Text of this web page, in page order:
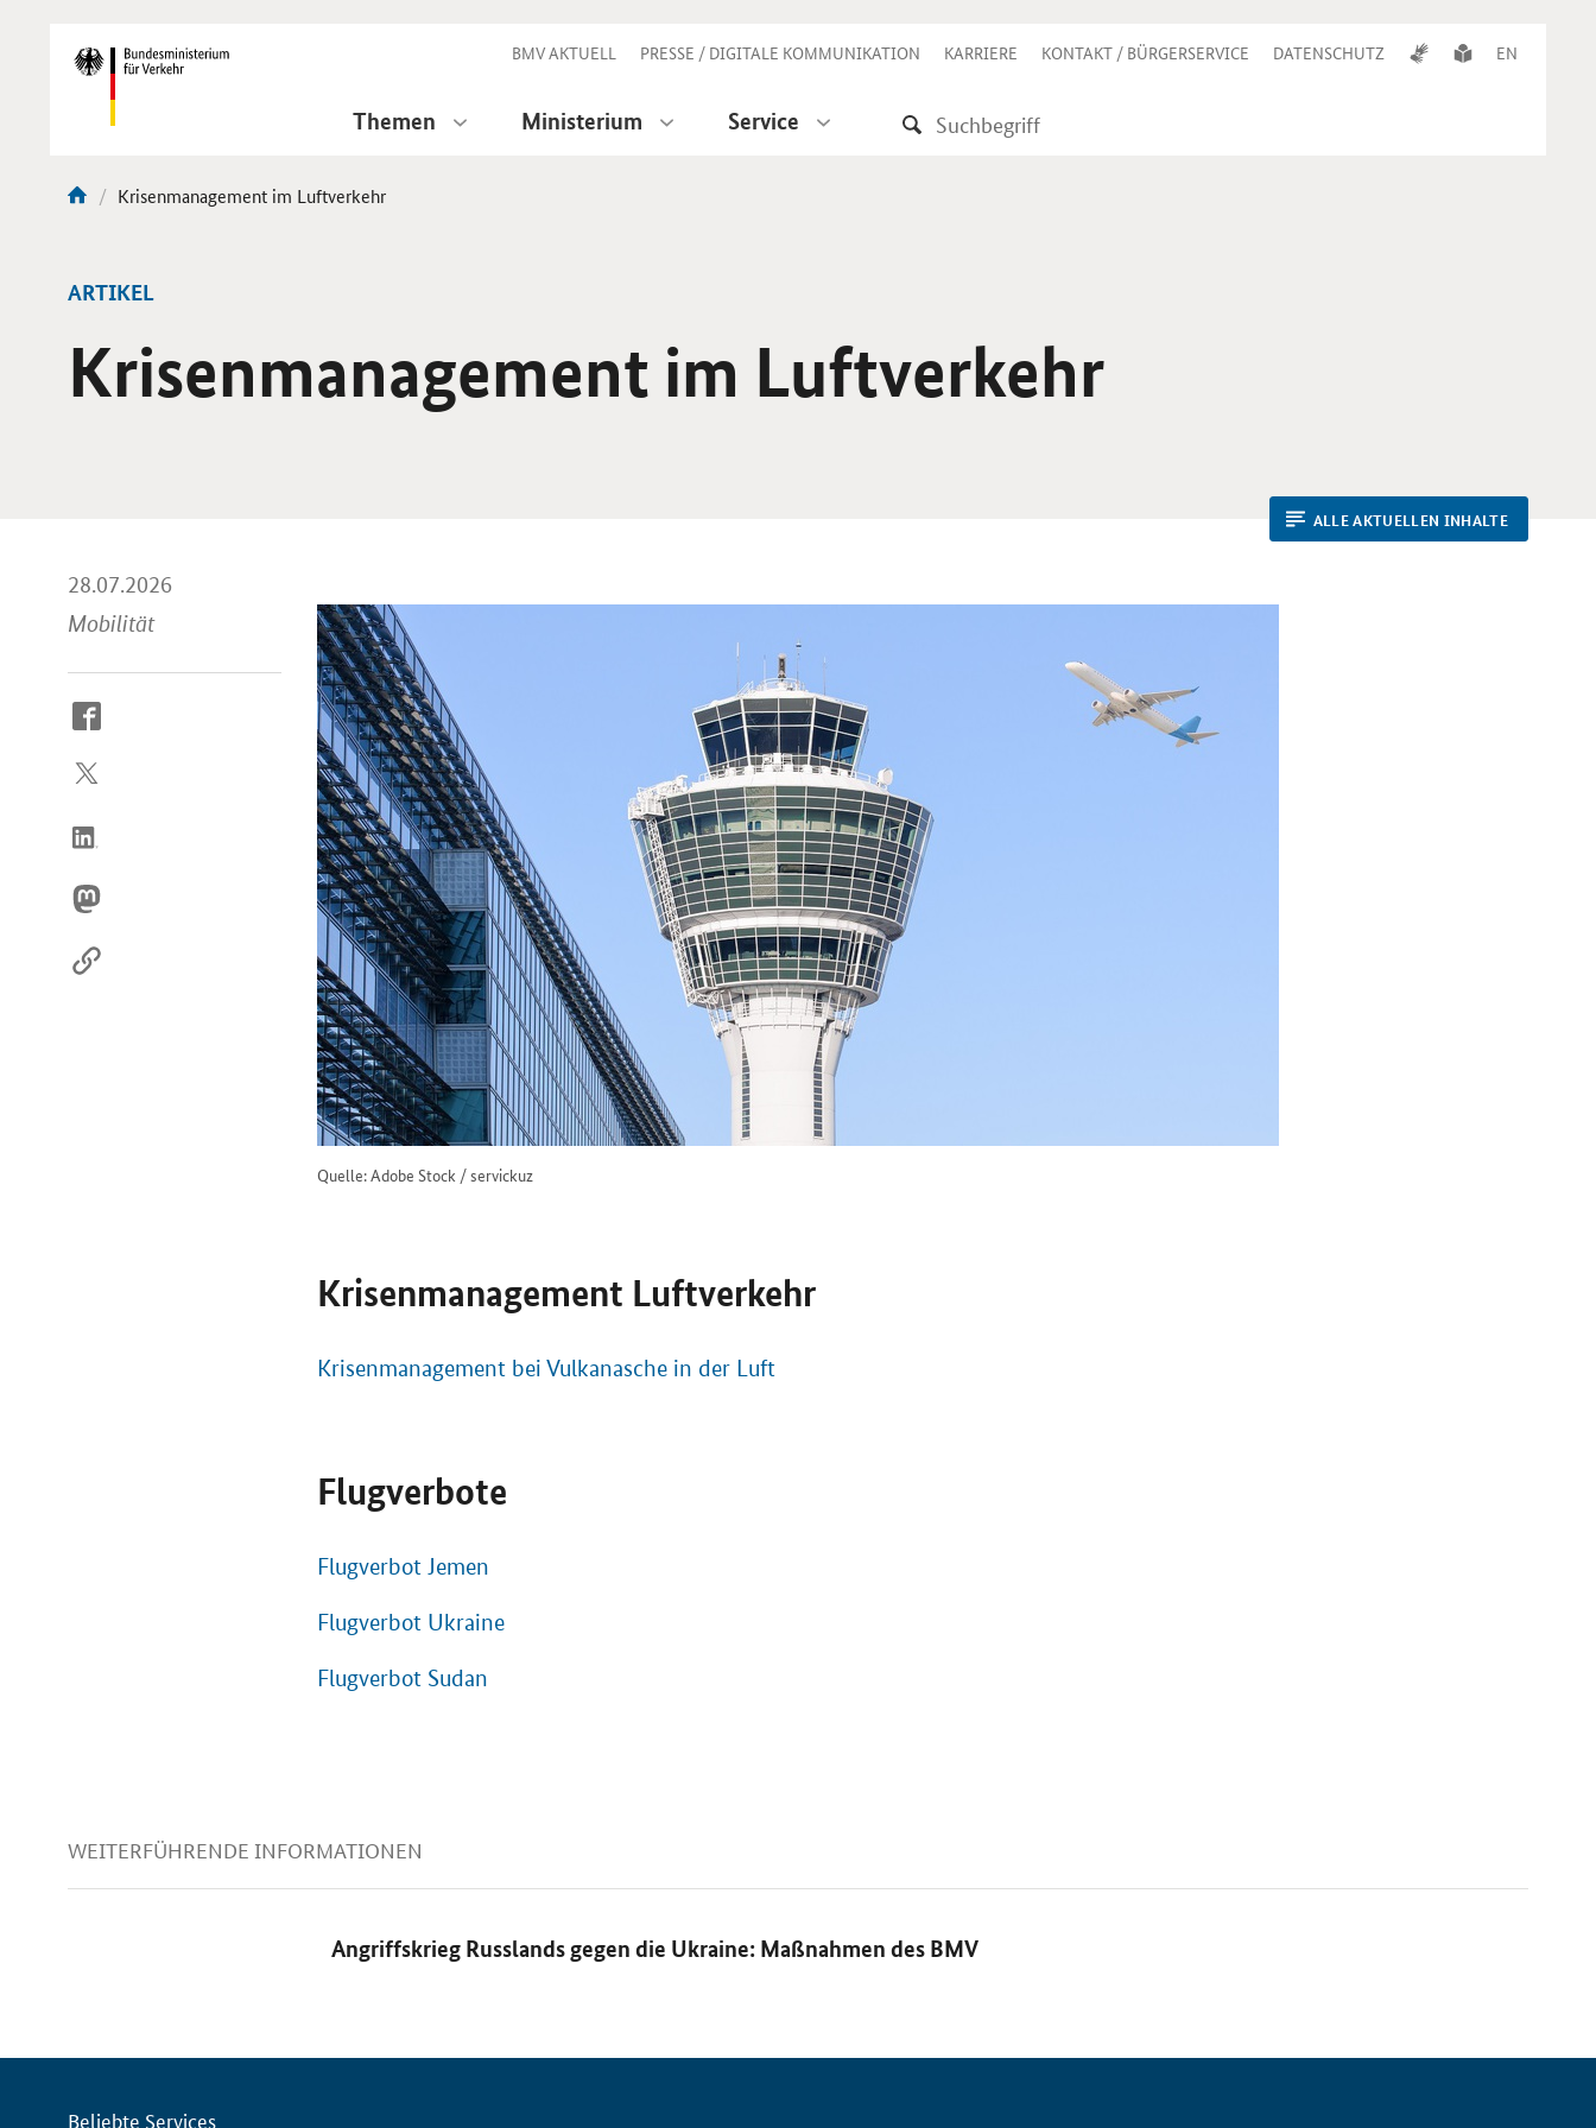
Navigation BMV AKTUELL PRESSE / DIGITALE KOMMUNIKATION KARRIERE KONTAKT / BÜRGERSERVICE DATENSCHUTZ EN
Themen Ministerium Service
Aktuelle
Krisenmanagement im Luftverkehr
ARTIKEL
Krisenmanagement im Luftverkehr
ALLE AKTUELLEN INHALTE
28.07.2026
Mobilität
So
Sie
Internet
Quelle: Adobe Stock / servickuz
Krisenmanagement Luftverkehr
Krisenmanagement bei Vulkanasche in der Luft
Flugverbote
Flugverbot Jemen
Flugverbot Ukraine
Flugverbot Sudan
WEITERFÜHRENDE INFORMATIONEN
Angriffskrieg Russlands gegen die Ukraine: Maßnahmen des BMV
Servicemenü
Beliebte Services